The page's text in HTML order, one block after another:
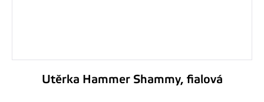
Utěrka Hammer Shammy, fialová